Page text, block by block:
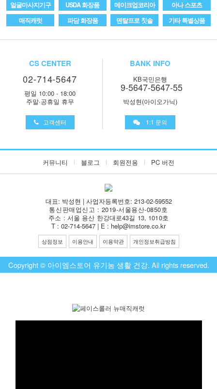
얼굴마사지기구 USDA 화장품 메이크업코리아
아나 스포츠
매직캐럿
파담 화장품 덴탈프로 칫솔 기타 특별상품
CS CENTER
02-714-5647
평일 10:00 - 18:00
주말·공휴일 휴무
고객센터
BANK INFO
KB국민은행
9-5647-5647-55
박성현(아이오가닉)
1:1 문의
커뮤니티 블로그 회원전용 PC 버전
대표: 박성현 | 사업자등록번호: 213-02-59552
통신판매업신고 : 2019-서울용산-0850호
주소 : 서울 용산 한강대로43길 13, 1010호
T : 02-714-5647 | E : help@imstore.co.kr
상점정보 이용안내 이용약관 개인정보취급방침
Copyright © 아이엠스토어 유기농 생활 건강. All rights reserved.